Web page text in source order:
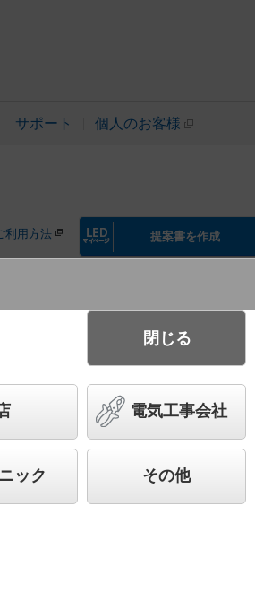
サポート 個人のお客様
利用方法 提案書を作成
浅型8H・高気密SB形・ビーム角
φ100 110Vダイクール電球60形1灯
電気工事会社
ック その他
閉じる